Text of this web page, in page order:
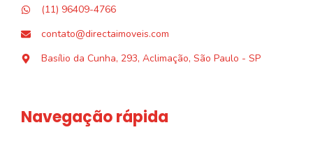
(11) 96409-4766
contato@directaimoveis.com
Basílio da Cunha, 293, Aclimação, São Paulo - SP
Navegação rápida